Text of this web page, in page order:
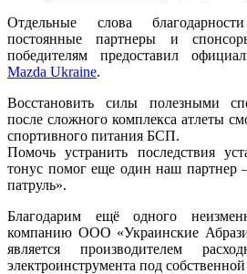
Отдельные слова
постоянные партнеры и
победителям предоставил
Mazda Ukraine.
Восстановить силы полезными
после сложного комплекса атлеты
спортивного питания БСП.
Помочь устранить последствия
тонус помог еще один наш партнер
патруль».
Благодарим ещё одного
компанию ООО «Украинские
является производителем
электроинструмента под